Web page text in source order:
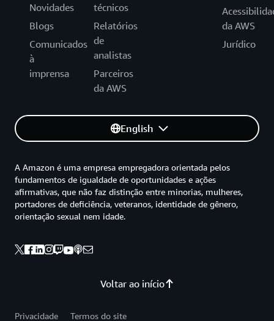
Novidades
Blogs
Comunicados
à
imprensa
técnicos
Relatórios
de
analistas
Parceiros
da AWS
da AWS
Jurídico
English
Voltar ao início
A Amazon é uma empresa empregadora orientada pelos
fundamentos de igualdade de oportunidades e ações
afirmativas, que não faz distinção entre minorias, mulheres,
portadores de deficiência, veteranos, identidade de gênero,
orientação sexual nem idade.
Privacidade Termos do site